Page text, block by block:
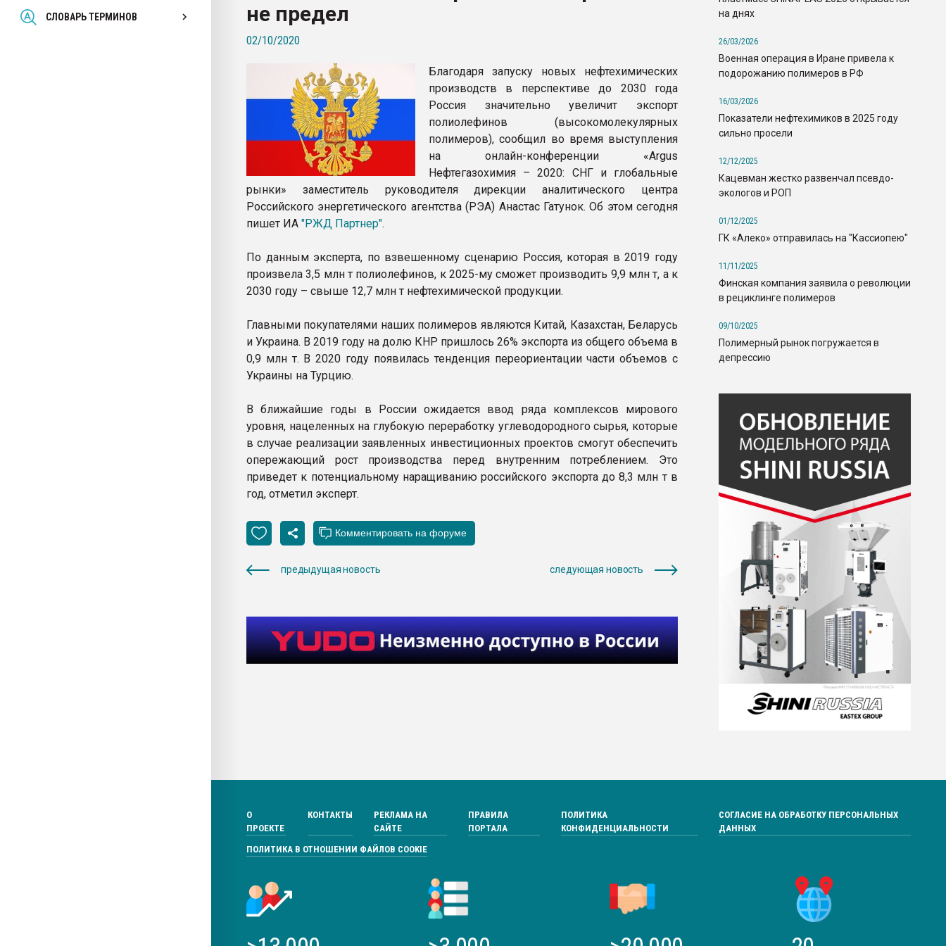
СЛОВАРЬ ТЕРМИНОВ
Всё, что касается выдува ПЭТ
бутылок
ПЕРЕЙТИ НА ФОРУМ
не предел
02/10/2020
Благодаря запуску новых нефтехимических
производств в перспективе до 2030 года
Россия значительно увеличит экспорт
полиолефинов (высокомолекулярных
полимеров), сообщил во время выступления
на онлайн-конференции «Argus
Нефтегазохимия – 2020: СНГ и глобальные
рынки» заместитель руководителя дирекции аналитического центра
Российского энергетического агентства (РЭА) Анастас Гатунок. Об этом сегодня
пишет ИА "РЖД Партнер".
По данным эксперта, по взвешенному сценарию Россия, которая в 2019 году
произвела 3,5 млн т полиолефинов, к 2025-му сможет производить 9,9 млн т, а к
2030 году – свыше 12,7 млн т нефтехимической продукции.
Главными покупателями наших полимеров являются Китай, Казахстан, Беларусь
и Украина. В 2019 году на долю КНР пришлось 26% экспорта из общего объема в
0,9 млн т. В 2020 году появилась тенденция переориентации части объемов с
Украины на Турцию.
В ближайшие годы в России ожидается ввод ряда комплексов мирового
уровня, нацеленных на глубокую переработку углеводородного сырья, которые
в случае реализации заявленных инвестиционных проектов смогут обеспечить
опережающий рост производства перед внутренним потреблением. Это
приведет к потенциальному наращиванию российского экспорта до 8,3 млн т в
год, отметил эксперт.
предыдущая новость следующая новость
на днях
26/03/2026
Военная операция в Иране привела к
подорожанию полимеров в РФ
16/03/2026
Показатели нефтехимиков в 2025 году
сильно просели
12/12/2025
Кацевман жестко развенчал псевдо-
экологов и РОП
01/12/2025
ГК «Алеко» отправилась на "Кассиопею"
11/11/2025
Финская компания заявила о революции
в рециклинге полимеров
09/10/2025
Полимерный рынок погружается в
депрессию
О
ПРОЕКТЕ
КОНТАКТЫ
РЕКЛАМА НА
САЙТЕ
ПРАВИЛА
ПОРТАЛА
ПОЛИТИКА
КОНФИДЕНЦИАЛЬНОСТИ
СОГЛАСИЕ НА ОБРАБОТКУ ПЕРСОНАЛЬНЫХ
ДАННЫХ
ПОЛИТИКА В ОТНОШЕНИИ ФАЙЛОВ COOKIE